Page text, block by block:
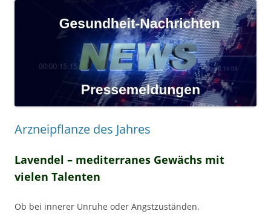
Arzneipflanze des Jahres
Lavendel – mediterranes Gewächs mit
vielen Talenten
Ob bei innerer Unruhe oder Angstzuständen,